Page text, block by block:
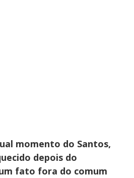
momento do Santos,
depois do
fato fora do comum